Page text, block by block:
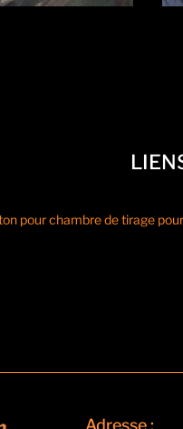
pour chambre de tirage
Adresse :